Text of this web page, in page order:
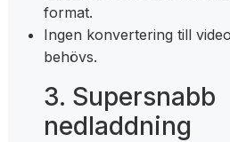
format.
Ingen konvertering till
behövs.
3. Supersnabb
nedladdning